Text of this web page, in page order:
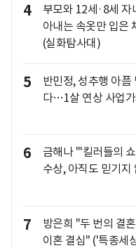
4
부모와 12세·8세 자
아내는 속옷만 입은
(실화탐사대)
5
반민정, 성추행 아픔
다…1살 연상 사업
6
금해나 "'킬러들의
수상, 아직도 믿기지
7
방은희 "두 번의 결
이혼 결심" ('특종세